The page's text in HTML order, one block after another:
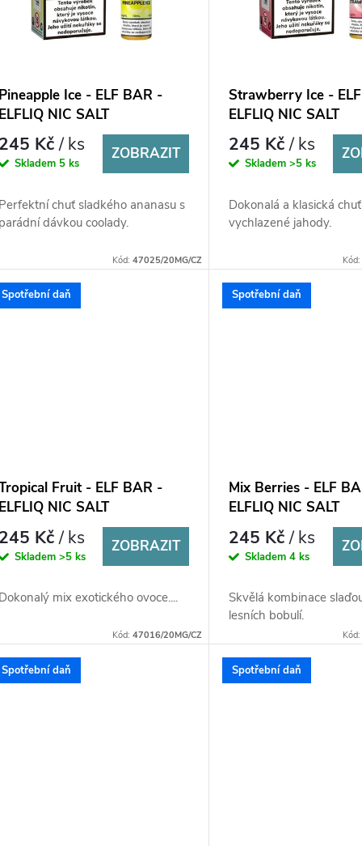
Ice - ELF BAR -
NIC SALT
50VG) 10ml
Kč/ ks
Skladem 5 ks
ZOBRAZIT
chuť sladkého ananasu s
dávkou coolady.
Kód:47025/20MG/CZ
Strawberry Ice -
ELFLIQ NIC SALT
(50PG/50VG) 10ml
245 Kč/ ks
Skladem>5 ks
Dokonalá a klasická
vychlazené jahody.
Kód:
Spotřební daň
Fruit - ELF BAR -
NIC SALT
50VG) 10ml
Kč/ ks
Skladem>5 ks
ZOBRAZIT
mix exotického ovoce....
Kód:47016/20MG/CZ
Spotřební daň
Mix Berries - ELF
ELFLIQ NIC SALT
(50PG/50VG) 10ml
245 Kč/ ks
Skladem4 ks
Skvělá kombinace
lesních bobulí.
Kód:
Spotřební daň Spotřební daň